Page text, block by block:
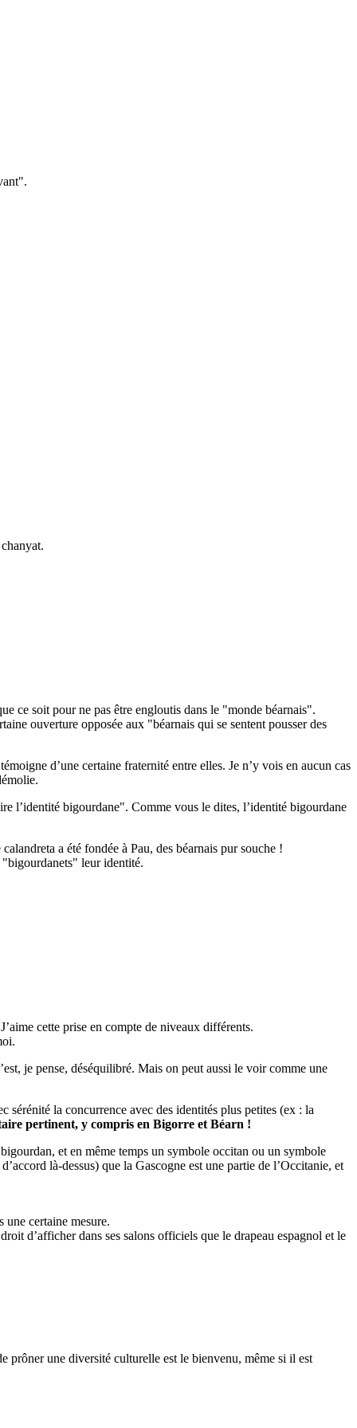
ce soit pour ne pas être engloutis dans le "monde béarnais".
ouverture opposée aux "béarnais qui se sentent pousser des
d’une certaine fraternité entre elles. Je n’y vois en aucun cas
l’identité bigourdane". Comme vous le dites, l’identité bigourdane
a été fondée à Pau, des béarnais pur souche !
"bigourdanets" leur identité.
cette prise en compte de niveaux différents.
je pense, déséquilibré. Mais on peut aussi le voir comme une
sérénité la concurrence avec des identités plus petites (ex : la
pertinent, y compris en Bigorre et Béarn !
et en même temps un symbole occitan ou un symbole
là-dessus) que la Gascogne est une partie de l’Occitanie, et
une certaine mesure.
d’afficher dans ses salons officiels que le drapeau espagnol et le
prôner une diversité culturelle est le bienvenu, même si il est